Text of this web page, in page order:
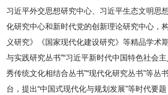
习近平外交思想研究中心、习近平生态文明思
化研究中心和新时代党的创新理论研究中心，
义研究》《国家现代化建设研究》等精品学术
与实践研究丛书”“习近平新时代中国特色社会
秀传统文化相结合丛书”“现代化研究丛书”等丛
台，提出“中国式现代化与规划发展”等时代要